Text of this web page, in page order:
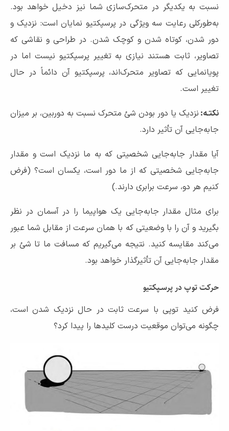
نسبت به یکدیگر در متحرک‌سازی شما نیز دخیل خواهد بود.
به‌طورکلی رعایت سه ویژگی در پرسپکتیو نمایان است: نزدیک و
دور شدن، کوتاه شدن و کوچک شدن. در طراحی و نقاشی که
تصاویر، ثابت هستند نیازی به تغییر پرسپکتیو نیست اما در
پویانمایی که تصاویر متحرک‌اند، پرسپکتیو آن دائماً در حال
تغییر است.
نکتـه: نزدیک یا دور بودن شئ متحرک نسبت به دوربین، بر میزان
جابه‌جایی آن تأثیر دارد.
آیا مقدار جابه‌جایی شخصیتی که به ما نزدیک است و مقدار
جابه‌جایی شخصیتی که از ما دور است، یکسان است؟ (فرض
کنیم هر دو، سرعت برابری دارند.)
برای مثال مقدار جابه‌جایی یک هواپیما را در آسمان در نظر
بگیرید و آن را با وضعیتی که با همان سرعت از مقابل شما عبور
می‌کند مقایسه کنید. نتیجه می‌گیریم که مسافت ما تا شئ بر
مقدار جابه‌جایی آن تأثیرگذار خواهد بود.
حرکت توپ در پرسـپکتیو
فرض کنید توپی با سرعت ثابت در حال نزدیک شدن است،
چگونه می‌توان موقعیت درست کلیدها را پیدا کرد؟